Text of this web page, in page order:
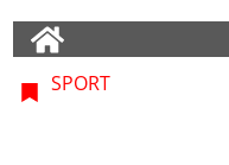
SPORT